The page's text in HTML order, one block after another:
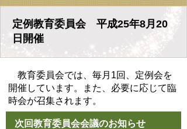
定例教育委員会 平成25年8月20
日開催
教育委員会では、毎月1回、定例会を
開催しています。また、必要に応じて臨
時会が召集されます。
次回教育委員会会議のお知らせ